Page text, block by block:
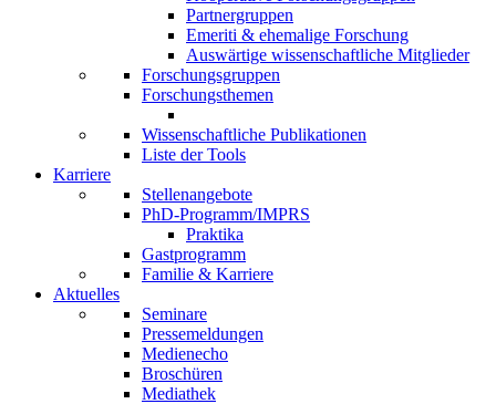
Partnergruppen
Emeriti & ehemalige Forschung
Auswärtige wissenschaftliche Mitglieder
Forschungsgruppen
Forschungsthemen
Wissenschaftliche Publikationen
Liste der Tools
Karriere
Stellenangebote
PhD-Programm/IMPRS
Praktika
Gastprogramm
Familie & Karriere
Aktuelles
Seminare
Pressemeldungen
Medienecho
Broschüren
Mediathek